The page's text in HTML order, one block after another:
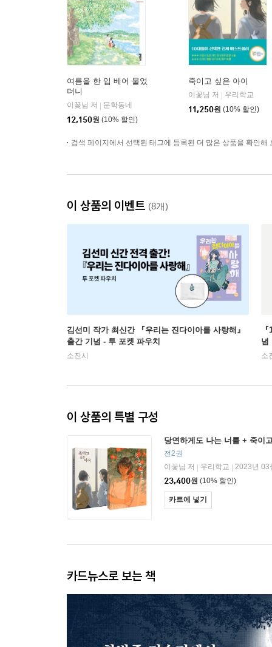
여름을 한 입 베어 물었
더니
이꽃님 저
문학동네
12,150원 (10% 할인)
죽이고 싶은 아이
이꽃님 저
우리학교
11,250원 (10% 할인)
검색 페이지에서 선택된 태그에 등록된 더 많은 상품을 확인해
이 상품의 이벤트 (8개)
김선미 작가 최신간 『우리는 진다이아를 사랑해』
출간 기념 - 투 포켓 파우치
소진시
념
소
이 상품의 특별 구성
당연하게도 나는 너를 + 죽이
전2권
이꽃님 저
우리학교
2023년 03
23,400원 (10% 할인)
카트에 넣기
카드뉴스로 보는 책